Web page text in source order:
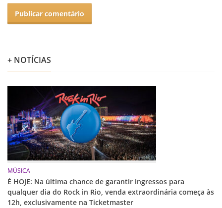
+ NOTÍCIAS
MÚSICA
É HOJE: Na última chance de garantir ingressos para
qualquer dia do Rock in Rio, venda extraordinária começa às
12h, exclusivamente na Ticketmaster